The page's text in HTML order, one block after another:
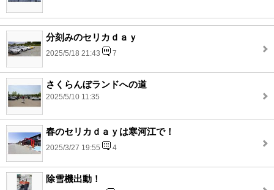
分刻みのセリカｄａｙ
2025/5/18 21:43 7
さくらんぼランドへの道
2025/5/10 11:35
春のセリカｄａｙは寒河江で！
2025/3/27 19:55 4
除雪機出動！